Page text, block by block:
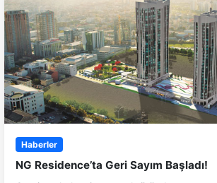
Haberler
NG Residence’ta Geri Sayım Başladı!